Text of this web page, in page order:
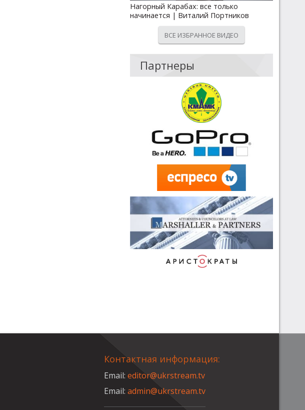
Нагорный Карабах: все только
начинается | Виталий Портников
ВСЕ ИЗБРАННОЕ ВИДЕО
Партнеры
Контактная информация:
Email:editor@ukrstream.tv
Email:admin@ukrstream.tv